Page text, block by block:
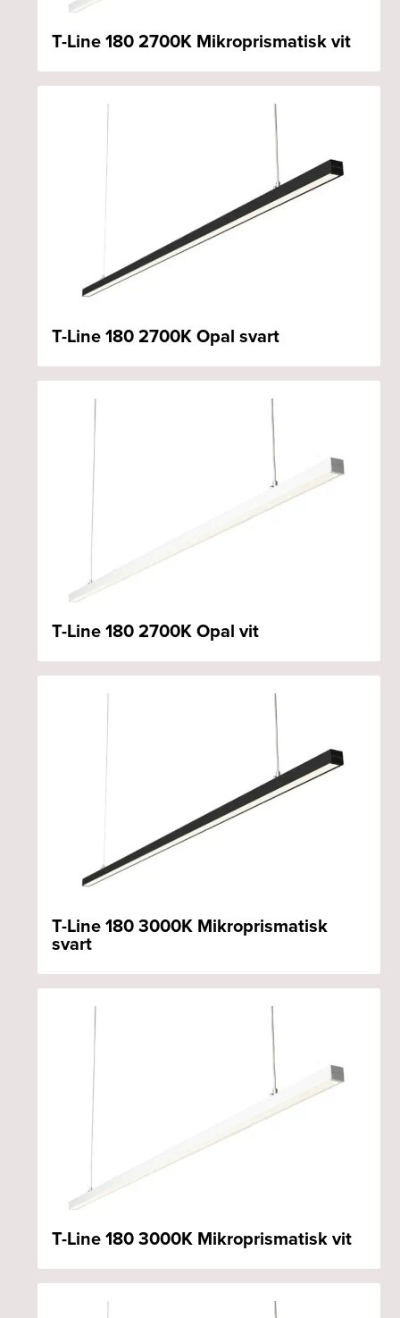
T-Line 180 2700K Mikroprismatisk vit
T-Line 180 2700K Opal svart
T-Line 180 2700K Opal vit
T-Line 180 3000K Mikroprismatisk
svart
T-Line 180 3000K Mikroprismatisk vit